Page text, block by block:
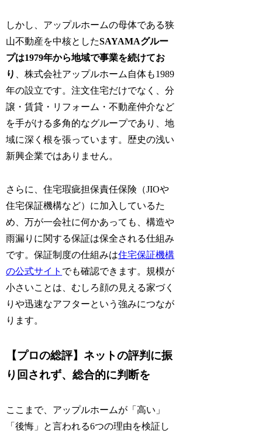
しかし、アップルホームの母体である狭
山不動産を中核としたSAYAMAグルー
プは1979年から地域で事業を続けてお
り 、株式会社アップルホーム自体も1989
年の設立です。注文住宅だけでなく、分
譲・賃貸・リフォーム・不動産仲介など
を手がける多角的なグループであり、地
域に深く根を張っています。歴史の浅い
新興企業ではありません。
さらに、住宅瑕疵担保責任保険（JIOや
住宅保証機構など）に加入しているた
め、万が一会社に何かあっても、構造や
雨漏りに関する保証は保全される仕組み
です。保証制度の仕組みは住宅保証機構
の公式サイト でも確認できます。規模が
小さいことは、むしろ顔の見える家づく
りや迅速なアフターという強みにつなが
ります。
【プロの総評】ネットの評判に振
り回されず、総合的に判断を
ここまで、アップルホームが「高い」
「後悔」と言われる6つの理由を検証し